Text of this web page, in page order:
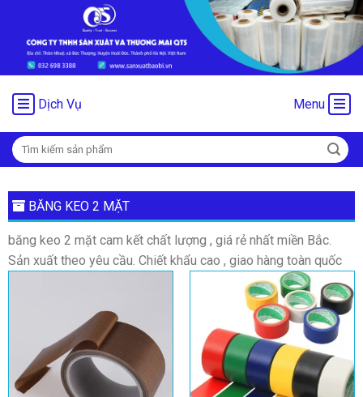
Dịch Vụ Menu
Tìm
kiếm:
BĂNG KEO 2 MẶT
băng keo 2 mặt cam kết chất lượng , giá rẻ nhất miền Bắc.
Sản xuất theo yêu cầu. Chiết khẩu cao , giao hàng toàn quốc